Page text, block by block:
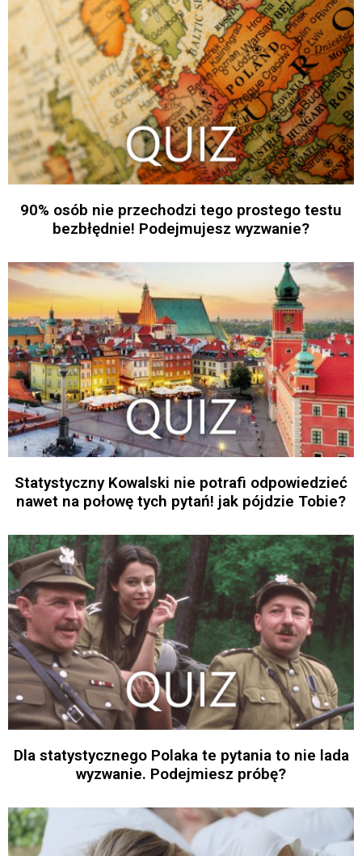
90% osób nie przechodzi tego prostego testu
bezbłędnie! Podejmujesz wyzwanie?
Statystyczny Kowalski nie potrafi odpowiedzieć
nawet na połowę tych pytań! jak pójdzie Tobie?
Dla statystycznego Polaka te pytania to nie lada
wyzwanie. Podejmiesz próbę?